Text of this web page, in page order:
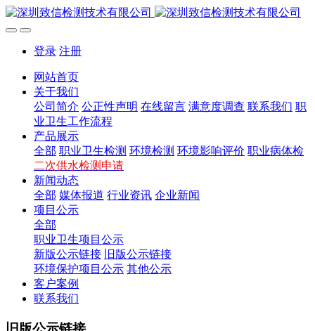
登录 注册
网站首页
关于我们
公司简介 公正性声明 在线留言 满意度调查 联系我们 职
业卫生工作流程
产品展示
全部 职业卫生检测 环境检测 环境影响评价 职业病体检
二次供水检测申请
新闻动态
全部 媒体报道 行业资讯 企业新闻
项目公示
全部
职业卫生项目公示
新版公示链接
旧版公示链接
环境保护项目公示 其他公示
客户案例
联系我们